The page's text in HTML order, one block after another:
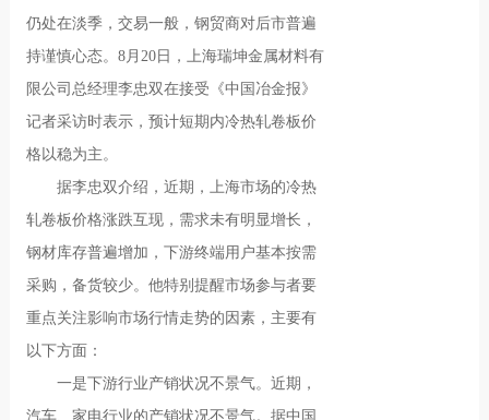
仍处在淡季，交易一般，钢贸商对后市普遍
持谨慎心态。8月20日，上海瑞坤金属材料有
限公司总经理李忠双在接受《中国冶金报》
记者采访时表示，预计短期内冷热轧卷板价
格以稳为主。
据李忠双介绍，近期，上海市场的冷热
轧卷板价格涨跌互现，需求未有明显增长，
钢材库存普遍增加，下游终端用户基本按需
采购，备货较少。他特别提醒市场参与者要
重点关注影响市场行情走势的因素，主要有
以下方面：
一是下游行业产销状况不景气。近期，
汽车、家电行业的产销状况不景气。据中国